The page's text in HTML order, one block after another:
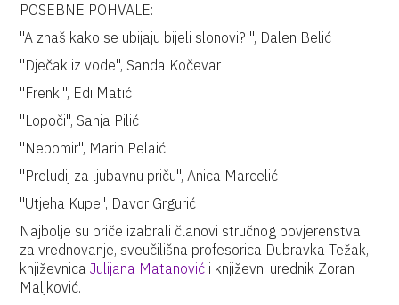
POSEBNE POHVALE:
"A znaš kako se ubijaju bijeli slonovi? ", Dalen Belić
"Dječak iz vode", Sanda Kočevar
"Frenki", Edi Matić
"Lopoči", Sanja Pilić
"Nebomir", Marin Pelaić
"Preludij za ljubavnu priču", Anica Marcelić
"Utjeha Kupe", Davor Grgurić
Najbolje su priče izabrali članovi stručnog povjerenstva
za vrednovanje, sveučilišna profesorica Dubravka Težak,
književnicaJulijana Matanović i književni urednik Zoran
Maljković.